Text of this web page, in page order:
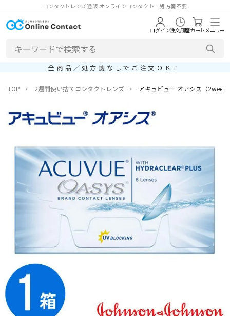
コンタクトレンズ通販 オンラインコンタクト 処方箋不要
ログイン注文履歴カートメニュー
全商品／処方箋なしでご注文ＯＫ！
TOP 2週間使い捨てコンタクトレンズ アキュビュー オアシス（2week